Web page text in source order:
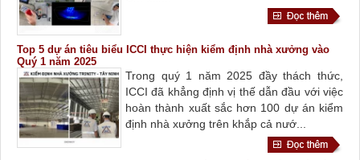
Top 5 dự án tiêu biểu ICCI thực hiện kiểm định nhà xưởng vào
Quý 1 năm 2025
Trong quý 1 năm 2025 đầy thách thức,
ICCI đã khẳng định vị thế dẫn đầu với việc
hoàn thành xuất sắc hơn 100 dự án kiểm
định nhà xưởng trên khắp cả nướ...